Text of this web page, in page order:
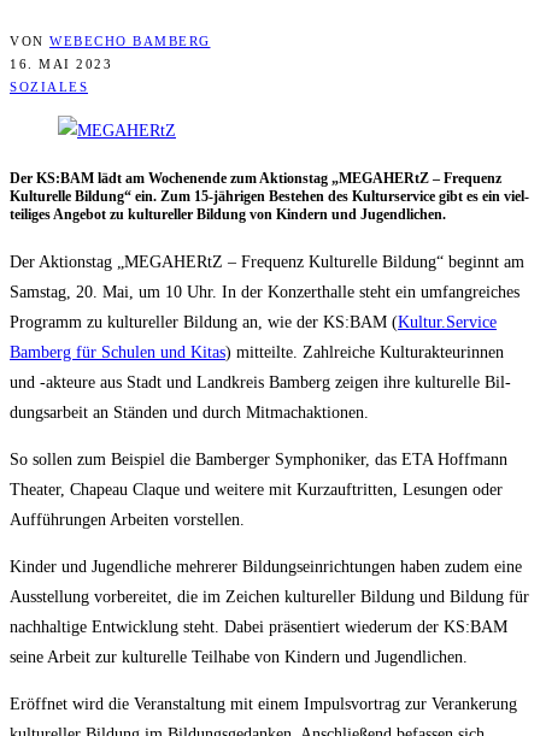
VON WEBECHO BAMBERG
16. MAI 2023
SOZIALES
Der KS:BAM lädt am Wochen­en­de zum Akti­ons­tag „MEGA­HERtZ – Fre­quenz
Kul­tu­rel­le Bil­dung“ ein. Zum 15-jäh­ri­gen Bestehen des Kul­tur­ser­vice gibt es ein viel­
tei­li­ges Ange­bot zu kul­tu­rel­ler Bil­dung von Kin­dern und Jugendlichen.
Der Akti­ons­tag „MEGA­HERtZ – Fre­quenz Kul­tu­rel­le Bil­dung“ beginnt am
Sams­tag, 20. Mai, um 10 Uhr. In der Kon­zert­hal­le steht ein umfang­rei­ches
Pro­gramm zu kul­tu­rel­ler Bil­dung an, wie der KS:BAM (Kultur.Service
Bam­berg für Schu­len und Kitas) mit­teil­te. Zahl­rei­che Kul­tur­ak­teu­rin­nen
und ‑akteu­re aus Stadt und Land­kreis Bam­berg zei­gen ihre kul­tu­rel­le Bil­
dungs­ar­beit an Stän­den und durch Mitmachaktionen.
So sol­len zum Bei­spiel die Bam­ber­ger Sym­pho­ni­ker, das ETA Hoff­mann
Thea­ter, Cha­peau Claque und wei­te­re mit Kurz­auf­trit­ten, Lesun­gen oder
Auf­füh­run­gen Arbei­ten vorstellen.
Kin­der und Jugend­li­che meh­re­rer Bil­dungs­ein­rich­tun­gen haben zudem eine
Aus­stel­lung vor­be­rei­tet, die im Zei­chen kul­tu­rel­ler Bil­dung und Bil­dung für
nach­hal­ti­ge Ent­wick­lung steht. Dabei prä­sen­tiert wie­der­um der KS:BAM
sei­ne Arbeit zur kul­tu­rel­le Teil­ha­be von Kin­dern und Jugendlichen.
Eröff­net wird die Ver­an­stal­tung mit einem Impuls­vor­trag zur Ver­an­ke­rung